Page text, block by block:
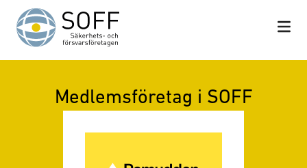
Hoppa till innehåll
Medlemsföretag i SOFF